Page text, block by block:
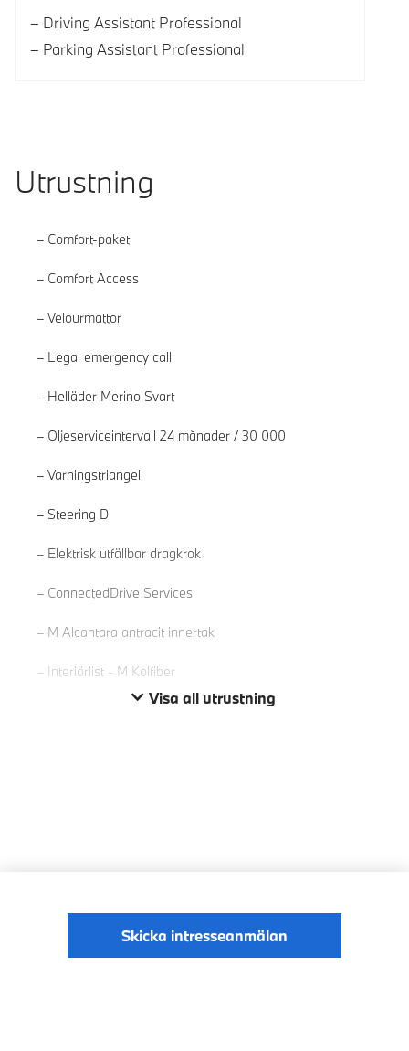
Driving Assistant Professional
Parking Assistant Professional
Utrustning
Comfort-paket
Comfort Access
Velourmattor
Legal emergency call
Helläder Merino Svart
Oljeserviceintervall 24 månader / 30 000
Varningstriangel
Steering D
Elektrisk utfällbar dragkrok
ConnectedDrive Services
M Alcantara antracit innertak
Interiörlist - M Kolfiber
Visa all utrustning
Läs mer
Skicka intresseanmälan